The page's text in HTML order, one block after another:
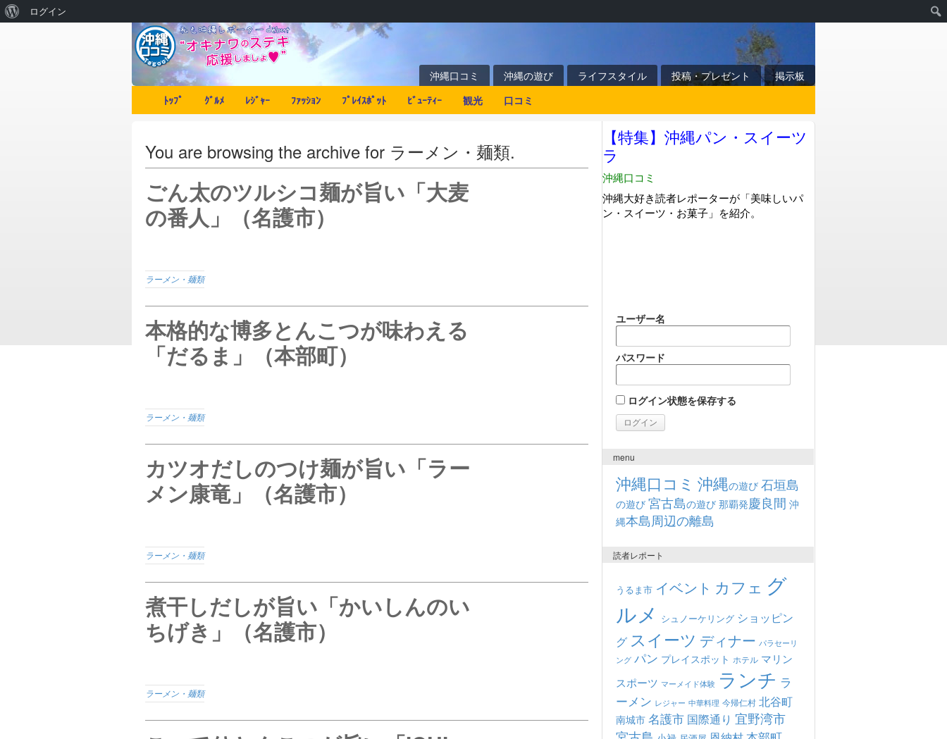
沖縄口コミ 沖縄の遊び ライフスタイル 投稿・プレゼント
掲示板
ﾄｯﾌﾟ
ｸﾞﾙﾒ ﾚｼﾞｬｰ ﾌｧｯｼｮﾝ ﾌﾟﾚｲｽﾎﾟｯﾄ ﾋﾞｭｰﾃｨｰ 観光 口コミ
You are browsing the archive for ラーメン・麺類.
ごん太のツルシコ麺が旨い「大麦
の番人」（名護市）
ラーメン・麺類
本格的な博多とんこつが味わえる
「だるま」（本部町）
ラーメン・麺類
カツオだしのつけ麺が旨い「ラー
メン康竜」（名護市）
ラーメン・麺類
煮干しだしが旨い「かいしんのい
ちげき」（名護市）
ラーメン・麺類
ユーザー名
パスワード
ログイン状態を保存する
menu
沖縄口コミ 沖縄の遊び 石垣島
の遊び 宮古島の遊び 那覇発慶良間 沖
縄本島周辺の離島
読者レポート
うるま市 イベント カフェ グ
ルメ シュノーケリング ショッピン
グ スイーツ ディナー パラセーリ
ング パン プレイスポット ホテル マリン
スポーツ マーメイド体験 ランチ ラ
ーメン レジャー 中華料理 今帰仁村 北谷町
南城市名護市 国際通り 宜野湾市
ログイン